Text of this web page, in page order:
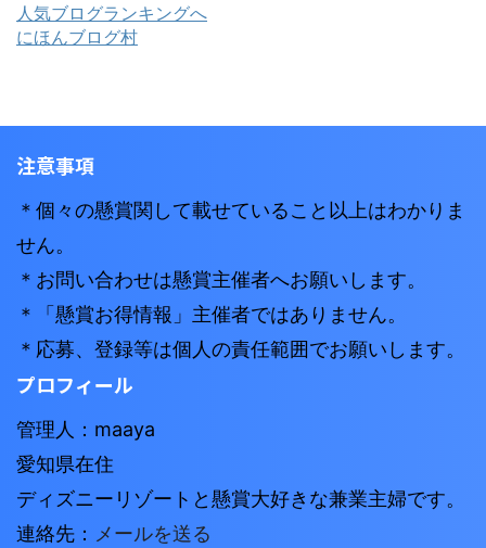
人気ブログランキングへ
にほんブログ村
注意事項
＊個々の懸賞関して載せていること以上はわかりま
せん。
＊お問い合わせは懸賞主催者へお願いします。
＊「懸賞お得情報」主催者ではありません。
＊応募、登録等は個人の責任範囲でお願いします。
プロフィール
管理人：maaya
愛知県在住
ディズニーリゾートと懸賞大好きな兼業主婦です。
連絡先： メールを送る